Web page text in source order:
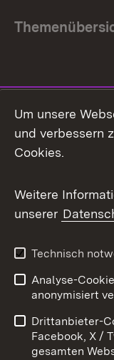
Facebook
X / Twitter
Youtube
Impressum
Barrierefreiheit
Cookies
Um unsere
und verbessern
Cookies.
Weitere
unserer
Technisch
Analyse-
anonymisiert
Drittanbieter-
Facebook, X /
gesamten